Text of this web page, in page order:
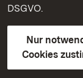
DSGVO.
Nur
Cookies
Kontakt
Erklärung zur
BITV-konform